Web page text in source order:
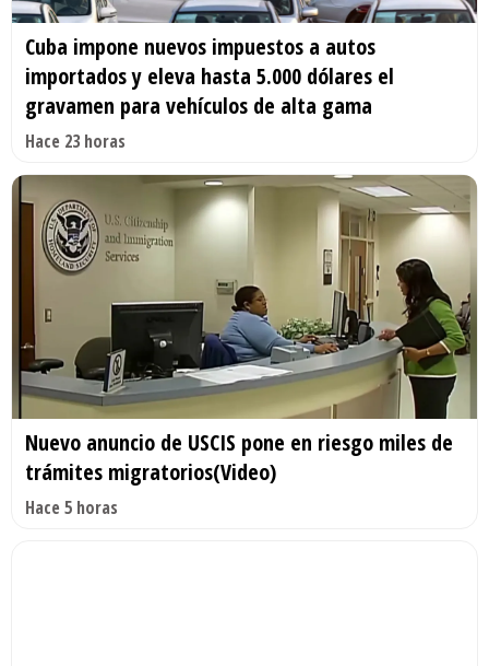
Cuba impone nuevos impuestos a autos
importados y eleva hasta 5.000 dólares el
gravamen para vehículos de alta gama
Hace 23 horas
Nuevo anuncio de USCIS pone en riesgo miles de
trámites migratorios(Video)
Hace 5 horas